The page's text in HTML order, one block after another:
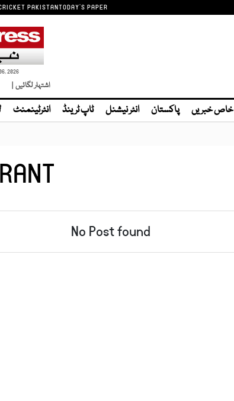
PAKISTANTODAY'S PAPER
2026
اشتہار لگائیں |
خاص خبریں پاکستان انٹر نیشنل ٹاپ ٹرینڈ انٹرٹینمنٹ
No Post found